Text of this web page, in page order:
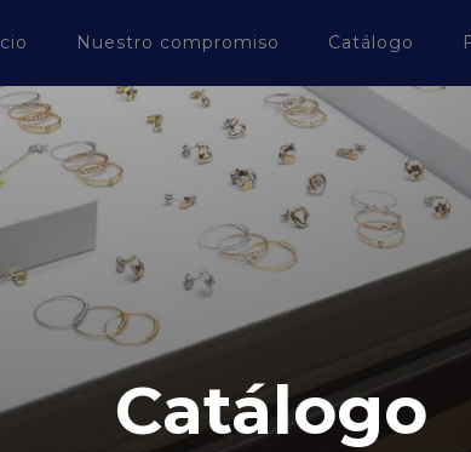
Nuestro compromiso Catálogo
Catálogo